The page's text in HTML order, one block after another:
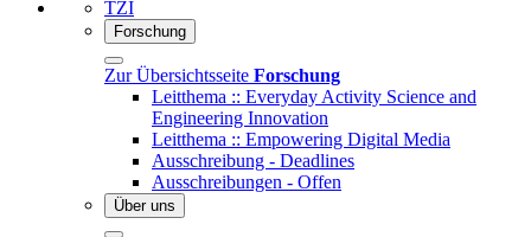
TZI
Forschung
Zur Übersichtsseite Forschung
Leitthema :: Everyday Activity Science and
Engineering Innovation
Leitthema :: Empowering Digital Media
Ausschreibung - Deadlines
Ausschreibungen - Offen
Über uns